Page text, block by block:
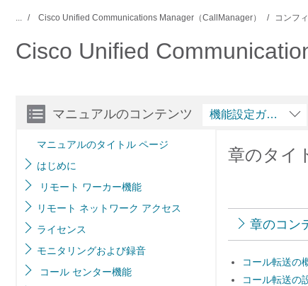
... Cisco Unified Communications Manager（CallManager） コンフ
Cisco Unified
マニュアルのコンテンツ
マニュアルのタイトル ページ
はじめに
リモート ワーカー機能
リモート ネットワーク アクセス
ライセンス
モニタリングおよび録音
コール センター機能
機能設定ガイド
章のタイ
章のコン
コール転送の
コール転送の